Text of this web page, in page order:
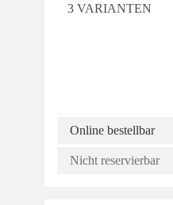
3 VARIANTEN
Online bestellbar
Nicht reservierbar